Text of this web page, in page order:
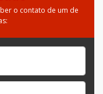
o contato de um de